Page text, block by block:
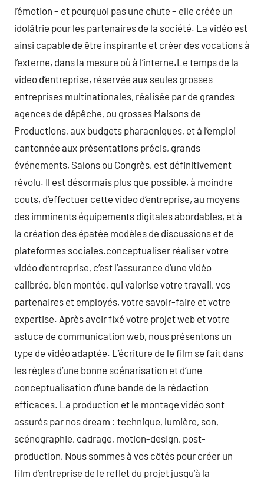
l’émotion – et pourquoi pas une chute – elle créée un
idolâtrie pour les partenaires de la société. La vidéo est
ainsi capable de être inspirante et créer des vocations à
l’externe, dans la mesure où à l’interne.Le temps de la
video d’entreprise, réservée aux seules grosses
entreprises multinationales, réalisée par de grandes
agences de dépêche, ou grosses Maisons de
Productions, aux budgets pharaoniques, et à l’emploi
cantonnée aux présentations précis, grands
événements, Salons ou Congrès, est définitivement
révolu. Il est désormais plus que possible, à moindre
couts, d’effectuer cette video d’entreprise, au moyens
des imminents équipements digitales abordables, et à
la création des épatée modèles de discussions et de
plateformes sociales.conceptualiser réaliser votre
vidéo d’entreprise, c’est l’assurance d’une vidéo
calibrée, bien montée, qui valorise votre travail, vos
partenaires et employés, votre savoir-faire et votre
expertise. Après avoir fixé votre projet web et votre
astuce de communication web, nous présentons un
type de vidéo adaptée. L’écriture de le film se fait dans
les règles d’une bonne scénarisation et d’une
conceptualisation d’une bande de la rédaction
efficaces. La production et le montage vidéo sont
assurés par nos dream : technique, lumière, son,
scénographie, cadrage, motion-design, post-
production, Nous sommes à vos côtés pour créer un
film d’entreprise de le reflet du projet jusqu’à la